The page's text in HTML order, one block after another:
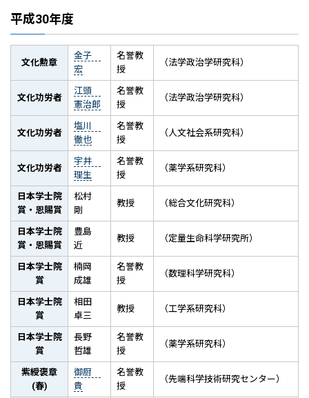
平成30年度
文化勲章
金子
宏
名誉教
授
（法学政治学研究科）
文化功労者
江頭
憲治郎
名誉教
授
（法学政治学研究科）
文化功労者
塩川
徹也
名誉教
授
（人文社会系研究科）
文化功労者
宇井
理生
名誉教
授
（薬学系研究科）
日本学士院
賞・恩賜賞
松村
剛
教授 （総合文化研究科）
日本学士院
賞・恩賜賞
豊島
近
教授 （定量生命科学研究所）
日本学士院
賞
楠岡
成雄
名誉教
授
（数理科学研究科）
日本学士院
賞
相田
卓三
教授 （工学系研究科）
日本学士院
賞
長野
哲雄
名誉教
授
（薬学系研究科）
紫綬褒章
(春)
御厨
貴
名誉教
授
（先端科学技術研究センター）